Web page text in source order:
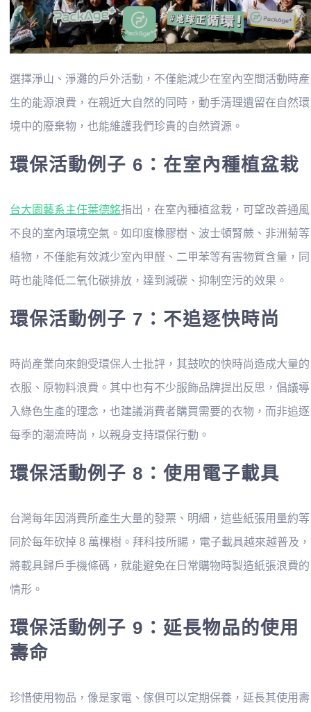
選擇淨山、淨灘的戶外活動，不僅能減少在室內空間活動時產
生的能源浪費，在親近大自然的同時，動手清理遺留在自然環
境中的廢棄物，也能維護我們珍貴的自然資源。
環保活動例子 6：在室內種植盆栽
台大園藝系主任葉德銘指出，在室內種植盆栽，可望改善通風
不良的室內環境空氣。如印度橡膠樹、波士頓腎蕨、非洲菊等
植物，不僅能有效減少室內甲醛、二甲苯等有害物質含量，同
時也能降低二氧化碳排放，達到減碳、抑制空污的效果。
環保活動例子 7：不追逐快時尚
時尚產業向來飽受環保人士批評，其鼓吹的快時尚造成大量的
衣服、原物料浪費。其中也有不少服飾品牌提出反思，倡議導
入綠色生產的理念，也建議消費者購買需要的衣物，而非追逐
每季的潮流時尚，以親身支持環保行動。
環保活動例子 8：使用電子載具
台灣每年因消費所產生大量的發票、明細，這些紙張用量約等
同於每年砍掉 8 萬棵樹。拜科技所賜，電子載具越來越普及，
將載具歸戶手機條碼，就能避免在日常購物時製造紙張浪費的
情形。
環保活動例子 9：延長物品的使用
壽命
珍惜使用物品，像是家電、傢俱可以定期保養，延長其使用壽